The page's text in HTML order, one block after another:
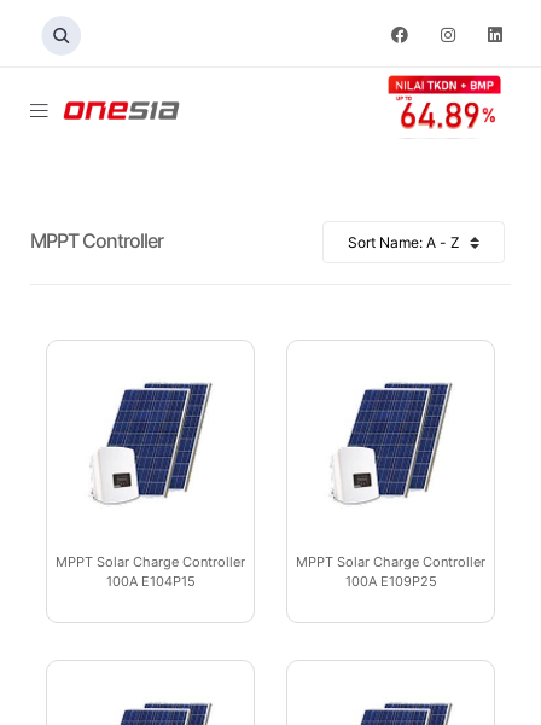
MPPT Controller
MPPT Solar Charge Controller
100A E104P15
MPPT Solar Charge Controller
100A E109P25